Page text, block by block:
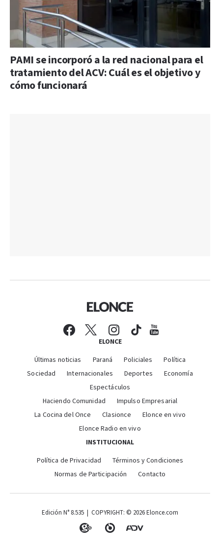
PAMI se incorporó a la red nacional para el
tratamiento del ACV: Cuál es el objetivo y
cómo funcionará
ELONCE
Últimas noticias Paraná Policiales
Política
Sociedad
Internacionales Deportes
Economía
Espectáculos
Haciendo Comunidad
Impulso Empresarial
La Cocina del Once
Clasionce
Elonce en vivo
Elonce Radio en vivo
INSTITUCIONAL
Política de Privacidad
Términos y Condiciones
Normas de Participación
Contacto
Edición N° 8.535 | COPYRIGHT: © 2026 Elonce.com